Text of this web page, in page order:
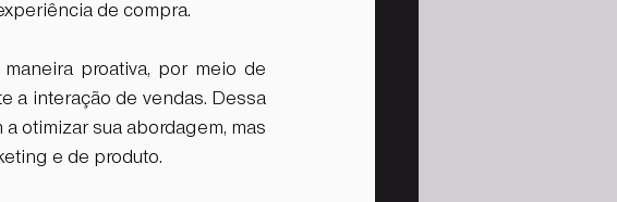
de compra.
proativa, por meio de
a interação de vendas. Dessa
otimizar sua abordagem, mas
e de produto.